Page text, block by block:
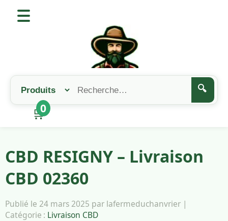
🔍
🛒
0
CBD RESIGNY – Livraison
CBD 02360
Publié le 24 mars 2025 par lafermeduchanvrier |
Catégorie : Livraison CBD